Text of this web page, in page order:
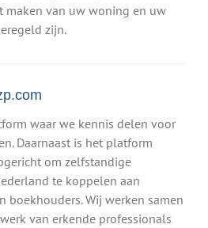
maken van uw woning en uw
zijn.
waar we kennis delen voor
Daarnaast is het platform
om zelfstandige
te koppelen aan
boekhouders. Wij werken samen
van erkende professionals